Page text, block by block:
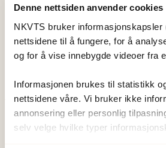
Denne nettsiden anvender cookies
NKVTS bruker
nettsidene til å fungere, for å
og for å vise innebygde videoer fra
Informasjonen brukes til statistikk
nettsidene våre. Vi bruker ikke
annonsering eller personlig
selv velge hvilke typer
Wentzel-
Forsker
Vis profil
Publisert:19. mars 2026
Sist redigert:10. august 2026